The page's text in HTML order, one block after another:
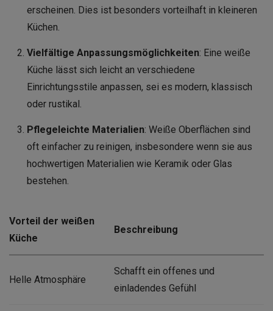
erscheinen. Dies ist besonders vorteilhaft in kleineren
Küchen.
Vielfältige Anpassungsmöglichkeiten: Eine weiße
Küche lässt sich leicht an verschiedene
Einrichtungsstile anpassen, sei es modern, klassisch
oder rustikal.
Pflegeleichte Materialien: Weiße Oberflächen sind
oft einfacher zu reinigen, insbesondere wenn sie aus
hochwertigen Materialien wie Keramik oder Glas
bestehen.
Vorteil der weißen
Küche
Beschreibung
Helle Atmosphäre
Schafft ein offenes und
einladendes Gefühl